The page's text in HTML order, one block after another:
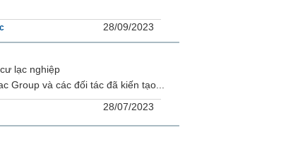
28/09/2023
lạc nghiệp
Group và các đối tác đã kiến tạo...
28/07/2023